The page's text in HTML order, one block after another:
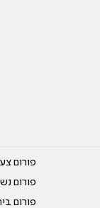
פורום
פורום
פורום